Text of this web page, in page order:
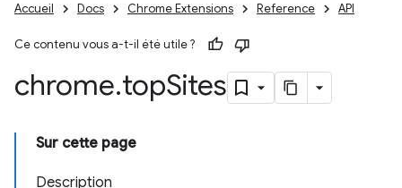
Accueil Docs Chrome Extensions Reference API
Ce contenu vous a-t-il été utile ?
chrome.topSites
Sur cette page
Description